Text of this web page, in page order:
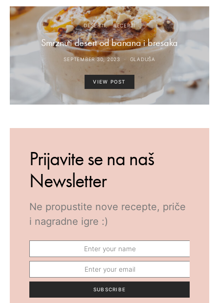
DESERTI RECEPTI
Smrznuti desert od banana i bresaka
SEPTEMBER 30, 2023 GLADUŠA
VIEW POST
Prijavite se na naš
Newsletter
Ne propustite nove recepte, priče
i nagradne igre :)
SUBSCRIBE